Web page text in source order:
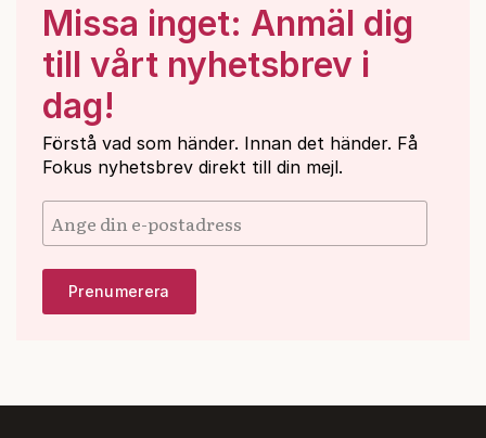
Missa inget: Anmäl dig
till vårt nyhetsbrev i
dag!
Förstå vad som händer. Innan det händer. Få
Fokus nyhetsbrev direkt till din mejl.